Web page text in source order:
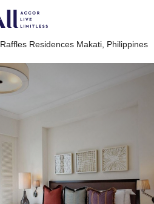
Raffles Residences Makati, Philippines